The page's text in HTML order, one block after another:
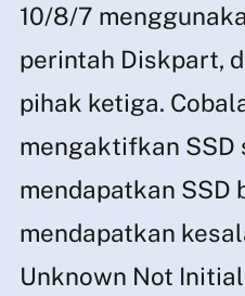
10/8/7
perintah Diskpart,
pihak ketiga.
mengaktifkan SSD
mendapatkan SSD
mendapatkan
Unknown Not